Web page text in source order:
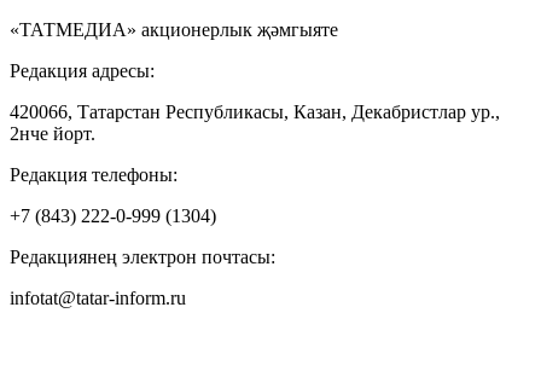
«ТАТМЕДИА» акционерлык җәмгыяте
Редакция адресы:
420066, Татарстан Республикасы, Казан, Декабристлар ур.,
2нче йорт.
Редакция телефоны:
+7 (843) 222-0-999 (1304)
Редакциянең электрон почтасы:
infotat@tatar-inform.ru